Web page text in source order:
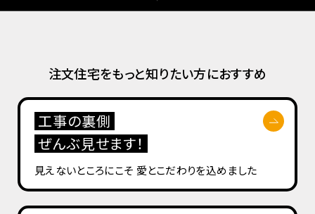
注文住宅をもっと知りたい方におすすめ
工事の裏側
ぜんぶ見せます！
見えないところにこそ 愛とこだわりを込めました